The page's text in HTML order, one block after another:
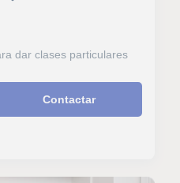
dar clases particulares
Contactar